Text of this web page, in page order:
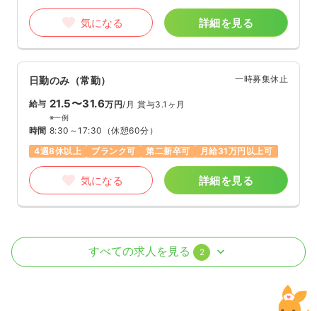
気になる 詳細を見る
日勤のみ（常勤） 一時募集休止
給与 21.5〜31.6万円/月 賞与3.1ヶ月
※一例
時間 8:30～17:30 （休憩60分）
4週8休以上
ブランク可 第二新卒可 月給31万円以上可
気になる 詳細を見る
外来 正・准看護師すべての求人を見る 2